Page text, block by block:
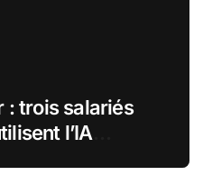
: trois salariés
l’IA